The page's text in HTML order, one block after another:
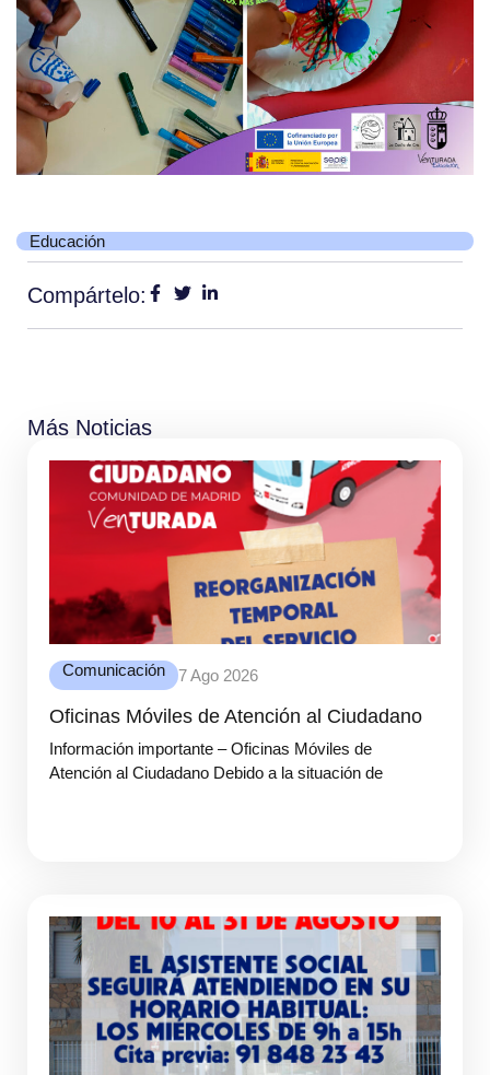
Educación
Compártelo:
Más Noticias
Comunicación 7 Ago 2026
Oficinas Móviles de Atención al Ciudadano
Información importante – Oficinas Móviles de
Atención al Ciudadano Debido a la situación de